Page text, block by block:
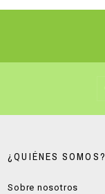
¿QUIÉNES SOMOS?
Sobre nosotros